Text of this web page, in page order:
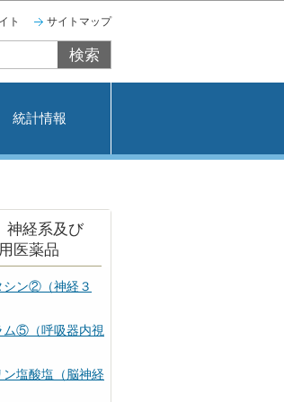
ト サイトマップ
統計情報
経系及び
医薬品
ン②（神経３
⑤（呼吸器内視
塩酸塩（脳神経